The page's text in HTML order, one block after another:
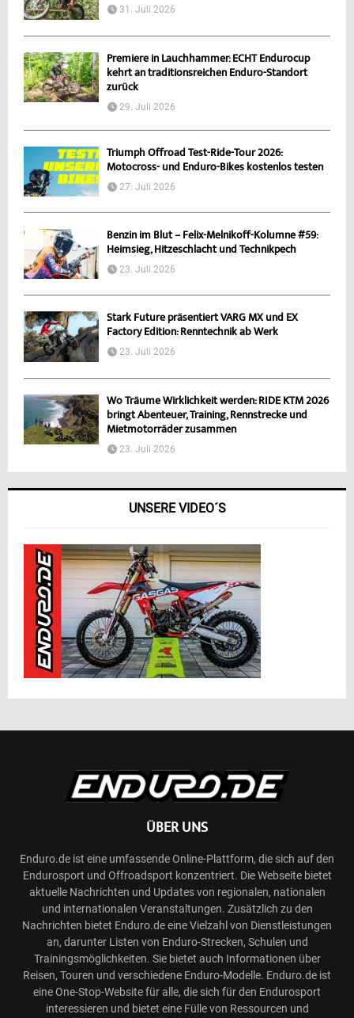
31. Juli 2026
Premiere in Lauchhammer: ECHT Endurocup
kehrt an traditionsreichen Enduro-Standort
zurück
29. Juli 2026
Triumph Offroad Test-Ride-Tour 2026:
Motocross- und Enduro-Bikes kostenlos testen
27. Juli 2026
Benzin im Blut – Felix-Melnikoff-Kolumne #59:
Heimsieg, Hitzeschlacht und Technikpech
23. Juli 2026
Stark Future präsentiert VARG MX und EX
Factory Edition: Renntechnik ab Werk
23. Juli 2026
Wo Träume Wirklichkeit werden: RIDE KTM 2026
bringt Abenteuer, Training, Rennstrecke und
Mietmotorräder zusammen
23. Juli 2026
UNSERE VIDEO´S
ÜBER UNS
Enduro.de ist eine umfassende Online-Plattform, die sich auf den
Endurosport und Offroadsport konzentriert. Die Webseite bietet
aktuelle Nachrichten und Updates von regionalen, nationalen
und internationalen Veranstaltungen. Zusätzlich zu den
Nachrichten bietet Enduro.de eine Vielzahl von Dienstleistungen
an, darunter Listen von Enduro-Strecken, Schulen und
Trainingsmöglichkeiten. Sie bietet auch Informationen über
Reisen, Touren und verschiedene Enduro-Modelle. Enduro.de ist
eine One-Stop-Website für alle, die sich für den Endurosport
interessieren und bietet eine Fülle von Ressourcen und